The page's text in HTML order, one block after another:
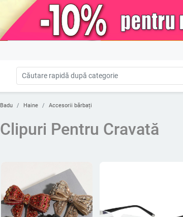
Badu Haine Accesorii bărbați
Clipuri Pentru Cravată